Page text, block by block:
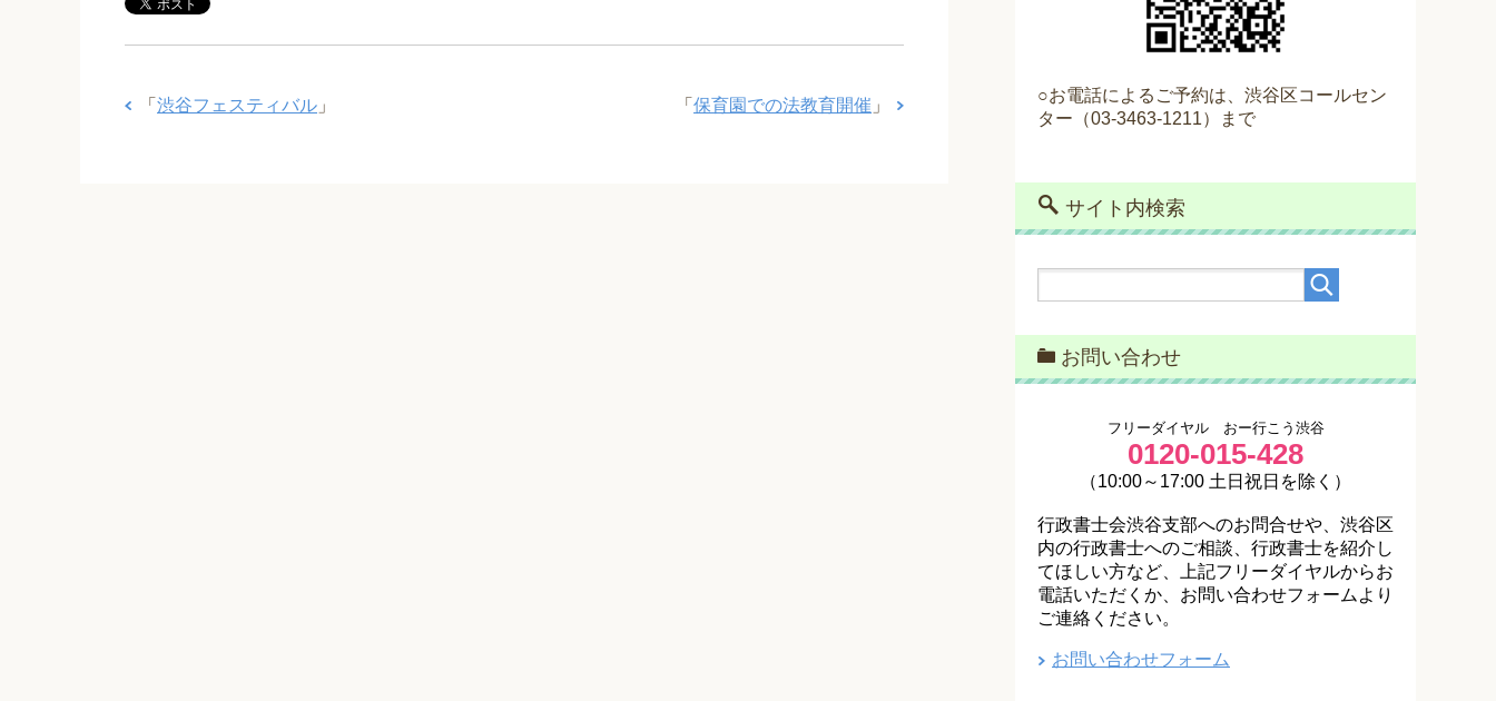
「 保育園での法教育開催 」
「 渋谷フェスティバル 」
○お電話によるご予約は、渋谷区コールセン
ター（03-3463-1211） まで
サイト内検索
お問い合わせ
フリーダイヤル おー行こう渋谷
0120-015-428
（10:00～17:00 土日祝日を除く）
行政書士会渋谷支部へのお問合せや、渋谷区
内の行政書士へのご相談、行政書士を紹介し
てほしい方など、上記フリーダイヤルからお
電話いただくか、お問い合わせフォームより
ご連絡ください。
お問い合わせフォーム